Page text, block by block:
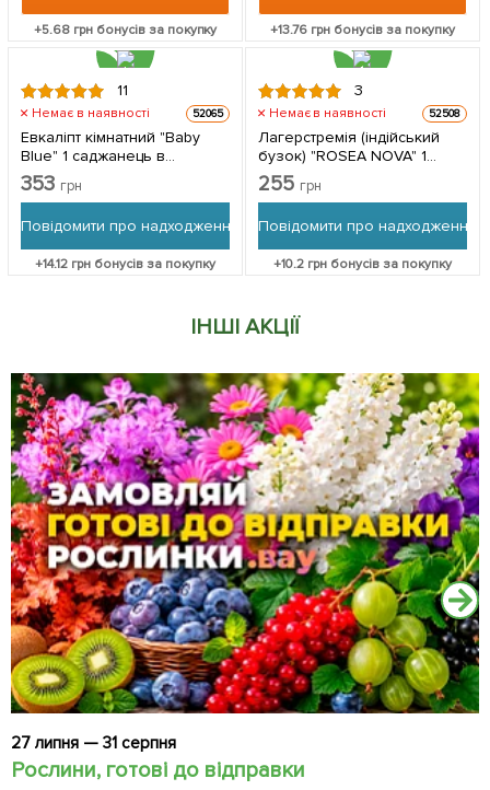
+5.68грн бонусів за покупку +13.76грн бонусів за покупку
11
Немає в наявності 52065
Евкаліпт кімнатний "Baby
Blue" 1 саджанець в
упаковці
353 грн
Повідомити про надходження
+14.12 грн бонусів за покупку
3
Немає в наявності 52508
Лагерстремія (індійський
бузок) "ROSEA NOVA" 1
саджанець в упаковці
255 грн
Повідомити про надходження
+10.2 грн бонусів за покупку
ІНШІ АКЦІЇ
27 липня — 31 серпня
Рослини, готові до відправки